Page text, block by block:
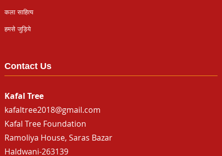
कला साहित्य
हमसे जुड़िये
Contact Us
Kafal Tree
kafaltree2018@gmail.com
Kafal Tree Foundation
Ramoliya House, Saras Bazar
Haldwani-263139